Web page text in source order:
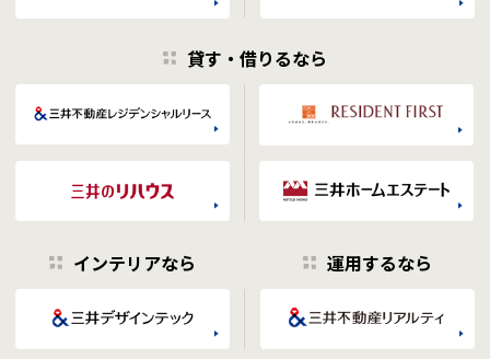
貸す・借りるなら
インテリアなら 運用するなら